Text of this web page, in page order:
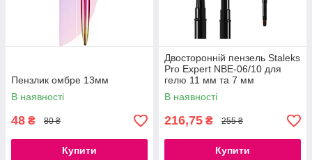
Пензлик омбре 13мм
В наявності
48 ₴ 80 ₴
Купити
Двосторонній пензель Staleks
Pro Expert NBE-06/10 для
гелю 11 мм та 7 мм
В наявності
216,75 ₴ 255 ₴
Купити